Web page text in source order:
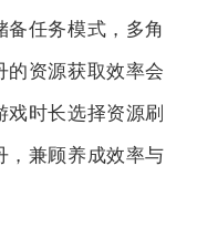
任务模式，多角
的资源获取效率会
时长选择资源刷
，兼顾养成效率与